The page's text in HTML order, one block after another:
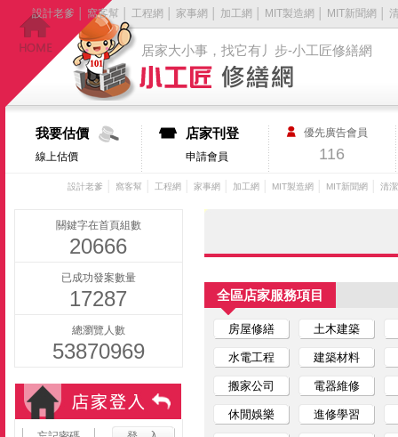
居家大小事，找它有丿步-小工匠修繕網
設計老爹 窩客幫 工程網 家事網 加工網 MIT製造網 MIT新聞網
我要估價
線上估價
店家刊登
申請會員
優先廣告會員
116
設計老爹 窩客幫 工程網 家事網 加工網 MIT製造網 MIT新聞網 清
關鍵字在首頁組數
20666
已成功發案數量
17287
總瀏覽人數
53870969
全區店家服務項目
房屋修繕 土木建築
水電工程 建築材料
搬家公司 電器維修
休閒娛樂 進修學習